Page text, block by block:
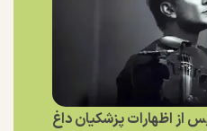
اظهارات پزشکیان داغ